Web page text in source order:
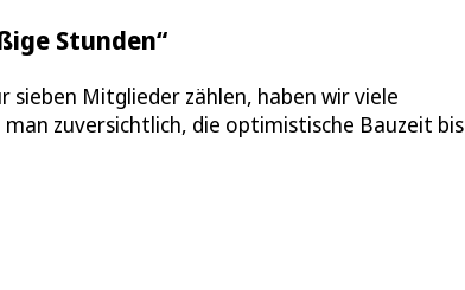
Stunden“
sieben Mitglieder zählen, haben wir viele
zuversichtlich, die optimistische Bauzeit bis